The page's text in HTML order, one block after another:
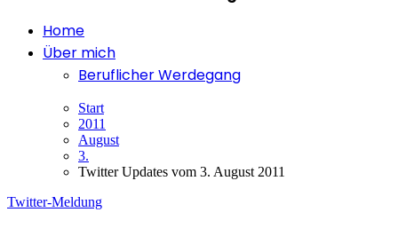
Home
Über mich
Beruflicher Werdegang
Start
2011
August
3.
Twitter Updates vom 3. August 2011
Twitter-Meldung